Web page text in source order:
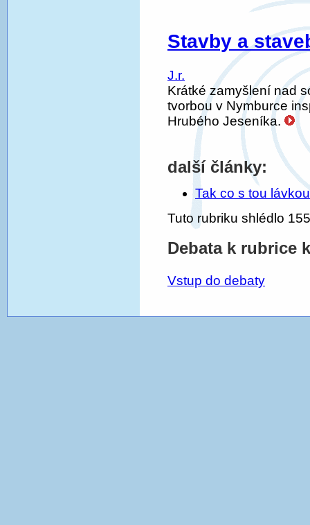
Stavby a
J.r.
Krátké zamyšlení nad
tvorbou v Nymburce
Hrubého Jeseníka.
další články:
Tak co s tou
Tuto rubriku shlédlo
Debata k rubrice
Vstup do debaty